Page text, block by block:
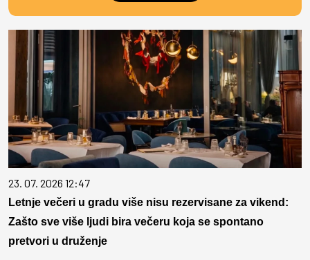
23. 07. 2026 12:47
Letnje večeri u gradu više nisu rezervisane za vikend:
Zašto sve više ljudi bira večeru koja se spontano
pretvori u druženje